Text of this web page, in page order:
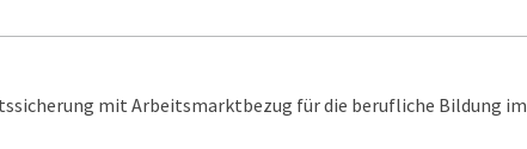
mit Arbeitsmarktbezug für die berufliche Bildung im